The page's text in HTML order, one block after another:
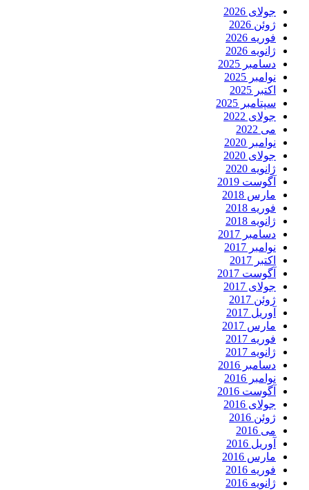
جولای 2026
ژوئن 2026
فوریه 2026
ژانویه 2026
دسامبر 2025
نوامبر 2025
اکتبر 2025
سپتامبر 2025
جولای 2022
می 2022
نوامبر 2020
جولای 2020
ژانویه 2020
آگوست 2019
مارس 2018
فوریه 2018
ژانویه 2018
دسامبر 2017
نوامبر 2017
اکتبر 2017
آگوست 2017
جولای 2017
ژوئن 2017
آوریل 2017
مارس 2017
فوریه 2017
ژانویه 2017
دسامبر 2016
نوامبر 2016
آگوست 2016
جولای 2016
ژوئن 2016
می 2016
آوریل 2016
مارس 2016
فوریه 2016
ژانویه 2016